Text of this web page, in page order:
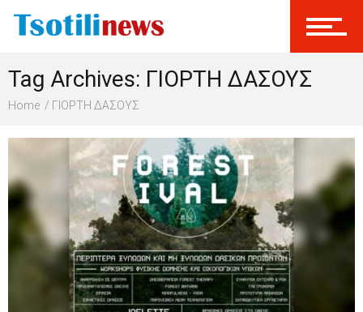
Γίνεται Μέλος
Tag Archives: ΓΙΟΡΤΗ ΔΑΣΟΥΣ
Home ΓΙΟΡΤΗ ΔΑΣΟΥΣ